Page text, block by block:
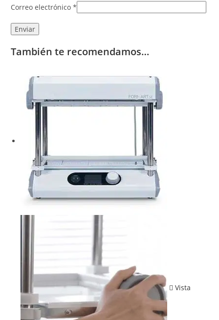
Correo electrónico*
También te recomendamos…
Vista